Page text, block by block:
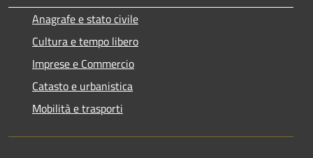
Anagrafe e stato civile
Cultura e tempo libero
Imprese e Commercio
Catasto e urbanistica
Mobilità e trasporti